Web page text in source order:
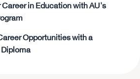
Career in Education with AU's
Opportunities with a